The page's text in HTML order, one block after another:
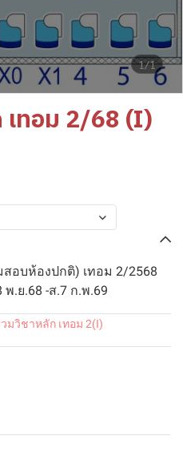
1/1
เทอม 2/68 (I)
อบห้องปกติ) เทอม 2/2568
พ.ย.68 -ส.7 ก.พ.69
มวิชาหลัก เทอม 2(I)